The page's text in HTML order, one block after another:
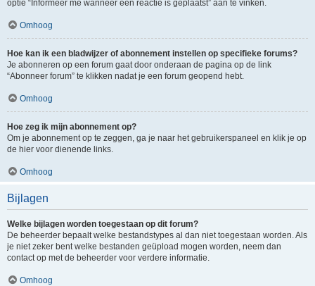
optie “Informeer me wanneer een reactie is geplaatst” aan te vinken.
Omhoog
Hoe kan ik een bladwijzer of abonnement instellen op specifieke forums?
Je abonneren op een forum gaat door onderaan de pagina op de link
“Abonneer forum” te klikken nadat je een forum geopend hebt.
Omhoog
Hoe zeg ik mijn abonnement op?
Om je abonnement op te zeggen, ga je naar het gebruikerspaneel en klik je op
de hier voor dienende links.
Omhoog
Bijlagen
Welke bijlagen worden toegestaan op dit forum?
De beheerder bepaalt welke bestandstypes al dan niet toegestaan worden. Als
je niet zeker bent welke bestanden geüpload mogen worden, neem dan
contact op met de beheerder voor verdere informatie.
Omhoog